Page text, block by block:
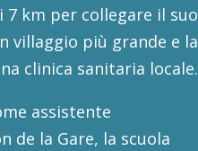
km per collegare il suo
villaggio più grande e la
clinica sanitaria locale.
assistente
de la Gare, la scuola